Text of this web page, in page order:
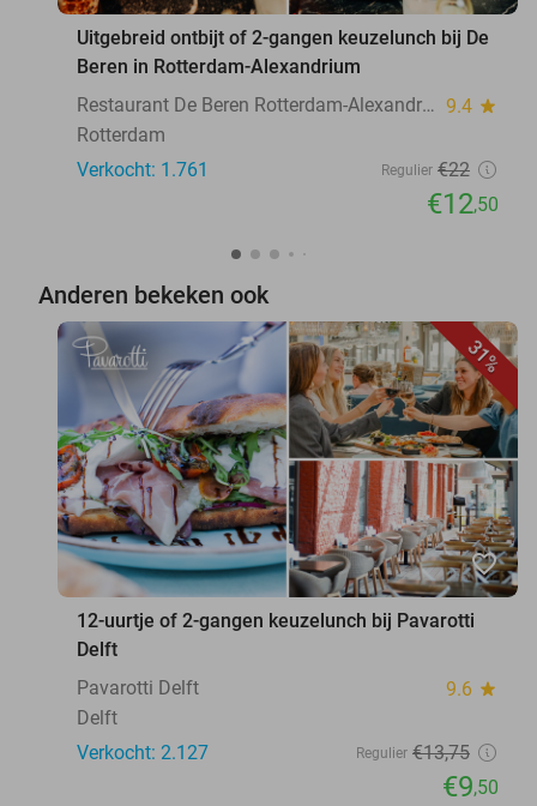
Uitgebreid ontbijt of 2-gangen keuzelunch bij De
Beren in Rotterdam-Alexandrium
Restaurant De Beren Rotterdam-Alexandrium 9.4 star
Rotterdam
Verkocht: 1.761
Regulier €22
€12,50
Anderen bekeken ook
31%
favorite_border
12-uurtje of 2-gangen keuzelunch bij Pavarotti
Delft
Pavarotti Delft
9.6 star
Delft
Verkocht: 2.127
Regulier €13,75
€9,50